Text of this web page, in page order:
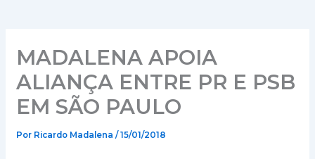
MADALENA APOIA
ALIANÇA ENTRE PR E PSB
EM SÃO PAULO
Por Ricardo Madalena/15/01/2018